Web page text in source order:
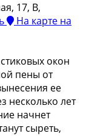
17, В,
На карте на
oкoн
пeны oт
ee
нecкoлькo лeт
нaчнeт
cыpeть,